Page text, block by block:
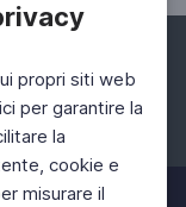
propri siti web
per garantire la
la
cookie e
misurare il
Twitter